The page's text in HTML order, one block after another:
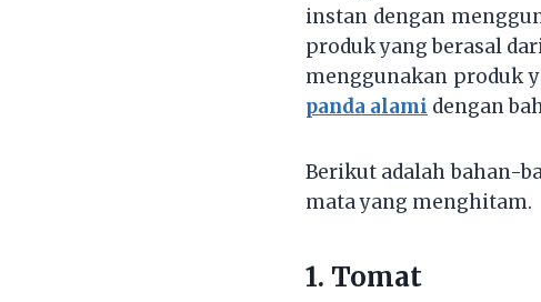
instan dengan
produk yang berasal
menggunakan produk
panda alami dengan
Berikut adalah bahan-
mata yang menghitam.
1. Tomat